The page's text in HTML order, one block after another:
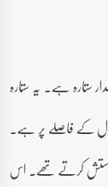
ستارہ ہے۔ یہ ستارہ
کے فاصلے پر ہے۔
کرتے تھے۔ اس